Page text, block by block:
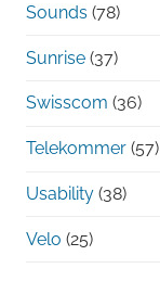
Sounds (78)
Sunrise (37)
Swisscom (36)
Telekommer (57)
Usability (38)
Velo (25)